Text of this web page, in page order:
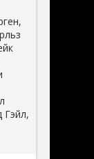
Гэйл,